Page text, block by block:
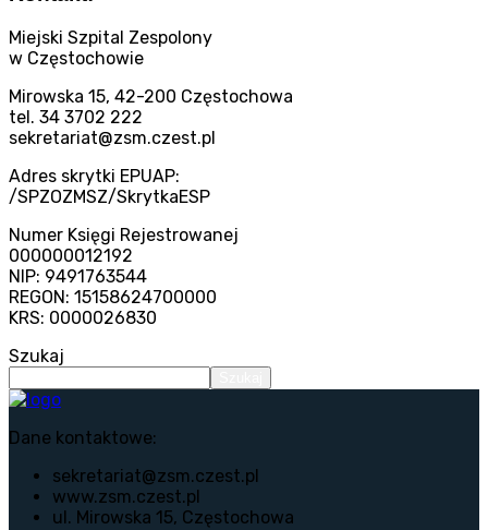
Miejski Szpital Zespolony
w Częstochowie
Mirowska 15, 42-200 Częstochowa
tel. 34 3702 222
sekretariat@zsm.czest.pl
Adres skrytki EPUAP:
/SPZOZMSZ/SkrytkaESP
Numer Księgi Rejestrowanej
000000012192
NIP: 9491763544
REGON: 15158624700000
KRS: 0000026830
Szukaj
Dane kontaktowe:
sekretariat@zsm.czest.pl
www.zsm.czest.pl
ul. Mirowska 15, Częstochowa